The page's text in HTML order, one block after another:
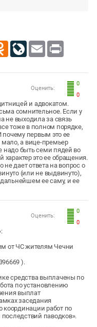
Odnoklassniki
LiveJournal
Email Print
0
0
Оценить:
и адвокатом.
сомнительное. Если у
не выходила за связь
тоже в полном порядке,
почему первым это ее
мало, а вице-премьер
надо быть семи пядей во
характер это ее обращения.
не дает ответа на вопрос о
(или не выдвинуто),
ее саму, и ее
0
0
Оценить:
от ЧС жителям Чечни
).
средства выплачены по
по установлению
выплат
заседания
координации работ по
паводков».